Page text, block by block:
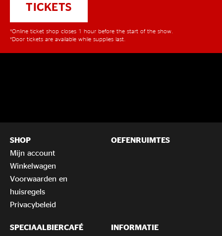
TICKETS
*Online ticket shop closes 1 hour before the start of the show.
*Door tickets are available while supplies last.
SHOP
Mijn account
Winkelwagen
Voorwaarden en
huisregels
Privacybeleid
OEFENRUIMTES
SPECIAALBIERCAFÉ
INFORMATIE